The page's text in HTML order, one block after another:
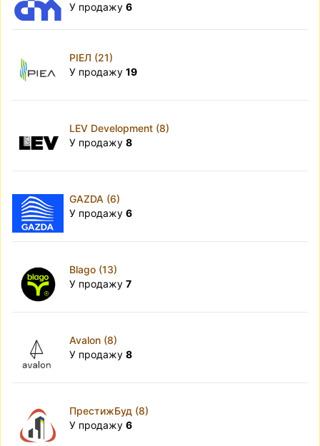
У продажу 6
РІЕЛ (21)
У продажу 19
LEV Development (8)
У продажу 8
GAZDA (6)
У продажу 6
Blago (13)
У продажу 7
Avalon (8)
У продажу 8
ПрестижБуд (8)
У продажу 6